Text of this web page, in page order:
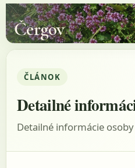
Čergov
ČLÁNOK
Detailné
Detailné informácie osoby